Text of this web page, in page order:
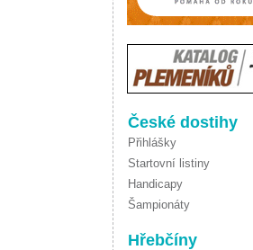
České dostihy
Přihlášky
Startovní listiny
Handicapy
Šampionáty
Hřebčíny